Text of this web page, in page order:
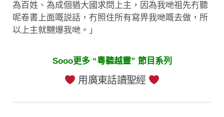
為百姓、為成個猶大國求問上主，因為我哋祖先冇聽
呢卷書上面嘅説話，冇照住所有寫畀我哋嘅去做，所
以上主就嬲爆我哋。」
Sooo更多 “粵聽越靈” 節目系列
用廣東話讀聖經